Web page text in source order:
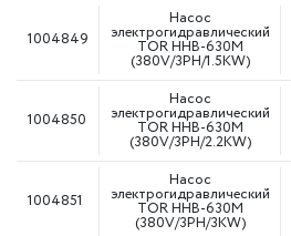
1004849
Насос
электрогидравлический
TOR HHB-630M
(380V/3PH/1.5KW)
1004850
Насос
электрогидравлический
TOR HHB-630M
(380V/3PH/2.2KW)
1004851
Насос
электрогидравлический
TOR HHB-630M
(380V/3PH/3KW)